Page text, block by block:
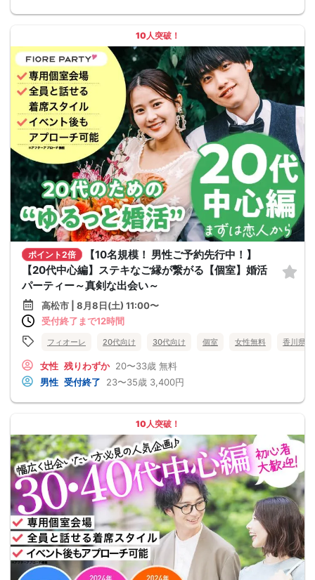
10人突破！
ポイント2倍
【10名規模！ 男性ご予約先行中！】
【20代中心編】ステキなご縁が繋がる【個室】婚活
パーティー～真剣な出会い～
高松市 | 8月8日(土) 11:00〜
受付終了まで12時間
フィオーレ 20代向け 30代向け 個室 女性無料 香川県
女性 残りわずか 20〜33歳 無料
男性 受付終了 23〜35歳 3,400円
10人突破！